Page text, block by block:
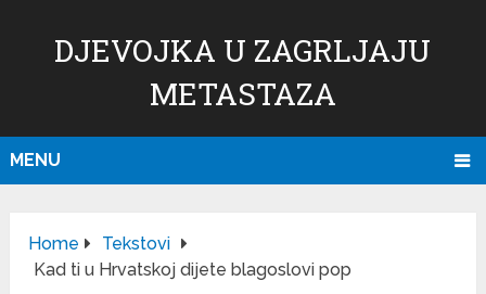
DJEVOJKA U ZAGRLJAJU
METASTAZA
MENU
Home
Tekstovi
Kad ti u Hrvatskoj dijete blagoslovi pop